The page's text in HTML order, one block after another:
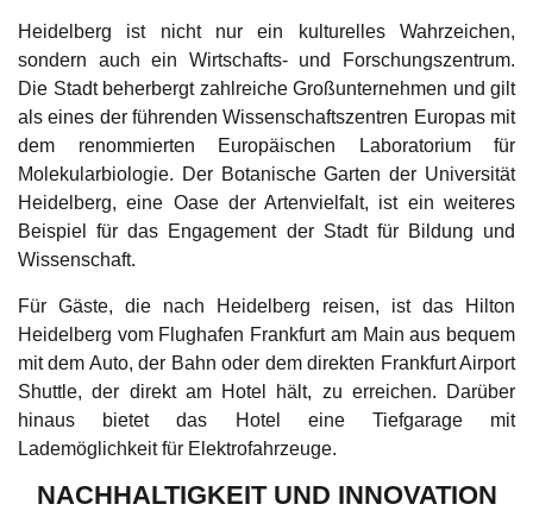
Heidelberg ist nicht nur ein kulturelles Wahrzeichen,
sondern auch ein Wirtschafts- und Forschungszentrum.
Die Stadt beherbergt zahlreiche Großunternehmen und gilt
als eines der führenden Wissenschaftszentren Europas mit
dem renommierten Europäischen Laboratorium für
Molekularbiologie. Der Botanische Garten der Universität
Heidelberg, eine Oase der Artenvielfalt, ist ein weiteres
Beispiel für das Engagement der Stadt für Bildung und
Wissenschaft.
Für Gäste, die nach Heidelberg reisen, ist das Hilton
Heidelberg vom Flughafen Frankfurt am Main aus bequem
mit dem Auto, der Bahn oder dem direkten Frankfurt Airport
Shuttle, der direkt am Hotel hält, zu erreichen. Darüber
hinaus bietet das Hotel eine Tiefgarage mit
Lademöglichkeit für Elektrofahrzeuge.
NACHHALTIGKEIT UND INNOVATION